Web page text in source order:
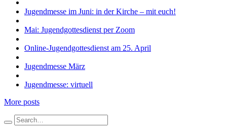
Jugendmesse im Juni: in der Kirche – mit euch!
Mai: Jugendgottesdienst per Zoom
Online-Jugendgottesdienst am 25. April
Jugendmesse März
Jugendmesse: virtuell
More posts